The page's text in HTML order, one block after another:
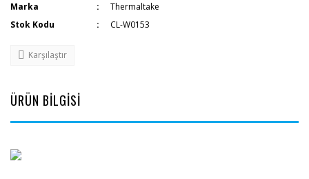
Marka
Thermaltake
Stok Kodu
CL-W0153
Karşılaştır
ÜRÜN BİLGİSİ